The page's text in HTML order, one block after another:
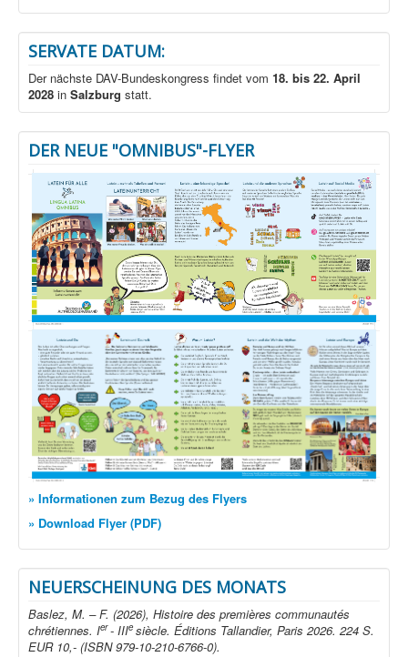
SERVATE DATUM:
Der nächste DAV-Bundeskongress findet vom 18. bis 22. April
2028 in Salzburg statt.
DER NEUE "OMNIBUS"-FLYER
» Informationen zum Bezug des Flyers
» Download Flyer (PDF)
NEUERSCHEINUNG DES MONATS
Baslez, M. – F. (2026), Histoire des premières communautés
chrétiennes. Ier- IIIe siècle. Éditions Tallandier, Paris 2026. 224 S.
EUR 10,- (ISBN 979-10-210-6766-0).